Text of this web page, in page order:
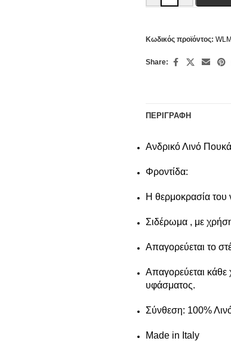
Κωδικός προϊόντος:
Share:
ΠΕΡΙΓΡΑΦΉ
Ανδρικό Λινό
Φροντίδα:
Η θερμοκρασία του
Σιδέρωμα , με
Απαγορεύεται το
Απαγορεύεται κάθε
υφάσματος.
Σύνθεση: 100%
Made in Italy